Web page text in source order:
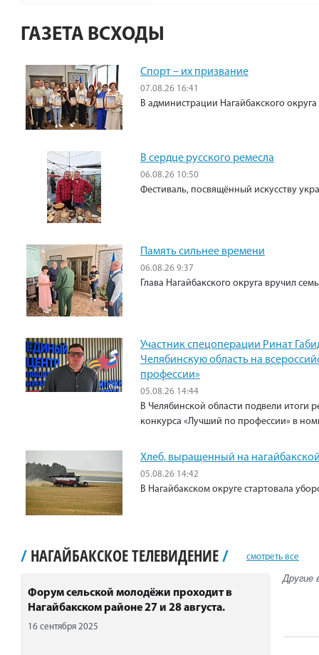
ГАЗЕТА ВСХОДЫ
Спорт – их призвание
07.08.26 16:41
В администрации Нагайбакского
В сердце русского ремесла
06.08.26 10:50
Фестиваль, посвящённый искусству
Память сильнее времени
06.08.26 9:37
Глава Нагайбакского округа вручил
Участник спецоперации Ринат
Челябинскую область на
профессии»
05.08.26 14:44
В Челябинской области подвели итоги
конкурса «Лучший по профессии» в
Хлеб, выращенный на
05.08.26 14:42
В Нагайбакском округе стартовала
/ НАГАЙБАКСКОЕ ТЕЛЕВИДЕНИЕ/ смотреть все
Форум сельской молодёжи проходит в
Нагайбакском районе 27 и 28 августа.
16 сентября 2025
Другие